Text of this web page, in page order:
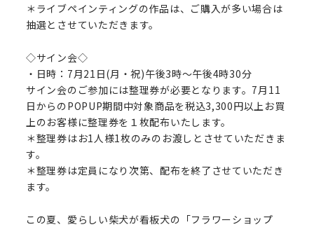
＊ライブペインティングの作品は、ご購入が多い場合は
抽選とさせていただきます。
◇サイン会◇
・日時：7月21日(月・祝)午後3時～午後4時30分
サイン会のご参加には整理券が必要となります。7月11
日からのPOPUP期間中対象商品を税込3,300円以上お買
上のお客様に整理券を１枚配布いたします。
＊整理券はお1人様1枚のみのお渡しとさせていただきま
す。
＊整理券は定員になり次第、配布を終了させていただき
ます。
この夏、愛らしい柴犬が看板犬の「フラワーショップ